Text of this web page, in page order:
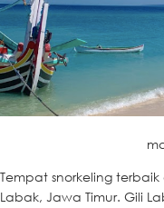
Tempat snorkeling
Labak, Jawa Timur. Gili